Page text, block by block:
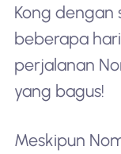
Kong dengan
beberapa
perjalanan
yang bagus!
Meskipun